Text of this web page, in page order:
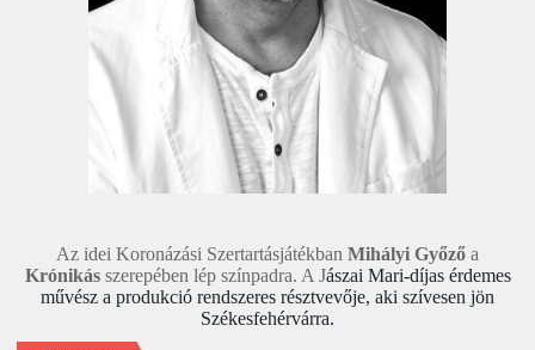
Az idei Koronázási Szertartásjátékban Mihályi Győző a
Krónikásszerepében lép színpadra. A Jászai Mari-díjas érdemes
művész a produkció rendszeres résztvevője, aki szívesen jön
Székesfehérvárra.